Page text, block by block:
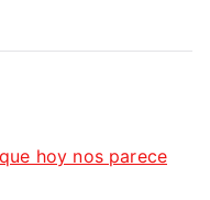
hoy nos parece